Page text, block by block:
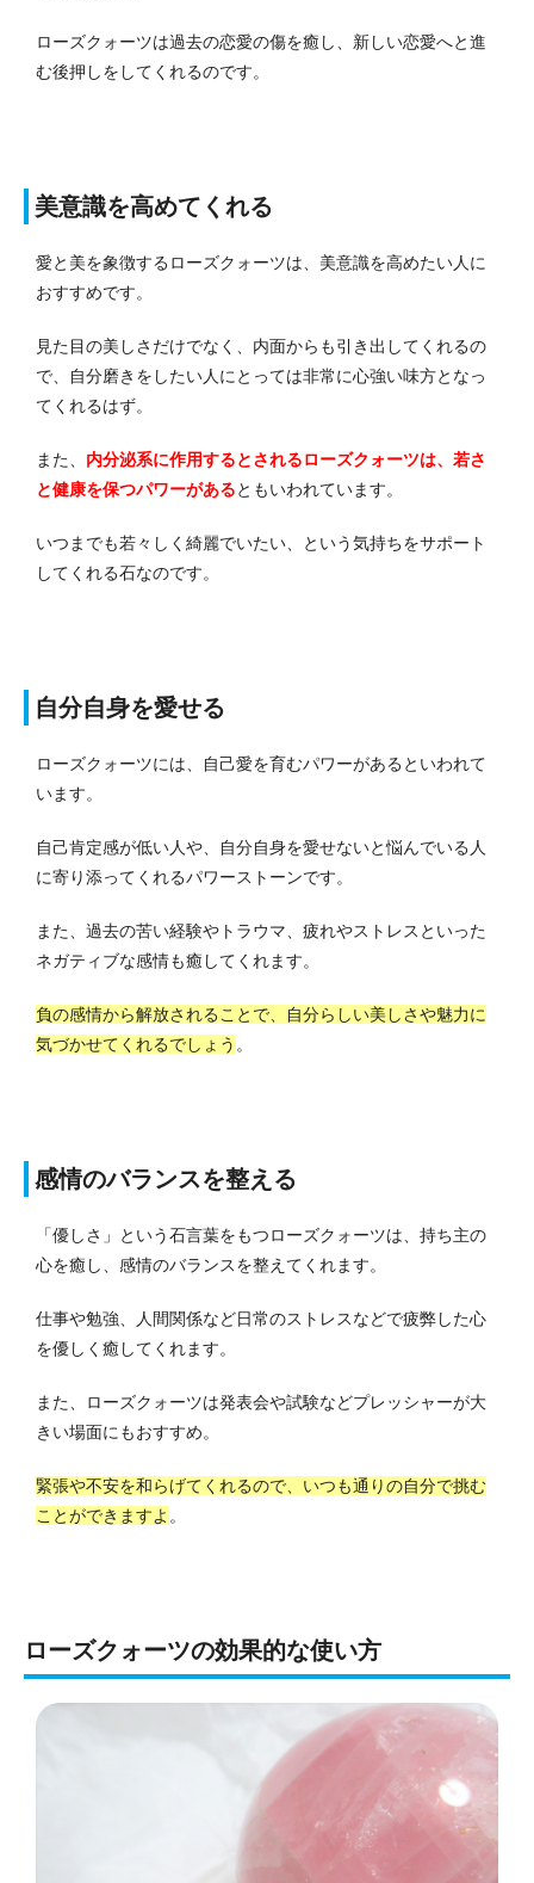
ローズクォーツは過去の恋愛の傷を癒し、新しい恋愛へと進
む後押しをしてくれるのです。
美意識を高めてくれる
愛と美を象徴するローズクォーツは、美意識を高めたい人に
おすすめです。
見た目の美しさだけでなく、内面からも引き出してくれるの
で、自分磨きをしたい人にとっては非常に心強い味方となっ
てくれるはず。
また、 内分泌系に作用するとされるローズクォーツは、若さ
と健康を保つパワーがあるともいわれています。
いつまでも若々しく綺麗でいたい、という気持ちをサポート
してくれる石なのです。
自分自身を愛せる
ローズクォーツには、自己愛を育むパワーがあるといわれて
います。
自己肯定感が低い人や、自分自身を愛せないと悩んでいる人
に寄り添ってくれるパワーストーンです。
また、過去の苦い経験やトラウマ、疲れやストレスといった
ネガティブな感情も癒してくれます。
負の感情から解放されることで、自分らしい美しさや魅力に
気づかせてくれるでしょう 。
感情のバランスを整える
「優しさ」という石言葉をもつローズクォーツは、持ち主の
心を癒し、感情のバランスを整えてくれます。
仕事や勉強、人間関係など日常のストレスなどで疲弊した心
を優しく癒してくれます。
また、ローズクォーツは発表会や試験などプレッシャーが大
きい場面にもおすすめ。
緊張や不安を和らげてくれるので、いつも通りの自分で挑む
ことができますよ 。
ローズクォーツの効果的な使い方